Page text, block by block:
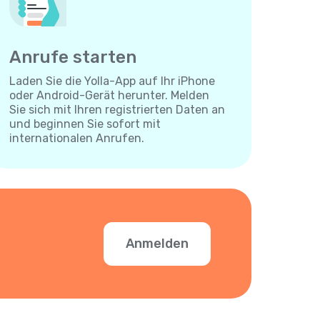
Anrufe starten
Laden Sie die Yolla-App auf Ihr iPhone
oder Android-Gerät herunter. Melden
Sie sich mit Ihren registrierten Daten an
und beginnen Sie sofort mit
internationalen Anrufen.
Anmelden